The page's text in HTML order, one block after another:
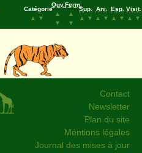
Catégorie
▲
▼
Ouv.
▲
▼
Ferm.
▲
▼
Sup.
▲
▼
Ani.
▲
▼
Esp.
▲
▼
Visit.
▲
▼
Contact
Newsletter
Plan du site
Mentions légales
Journal des mises à jour